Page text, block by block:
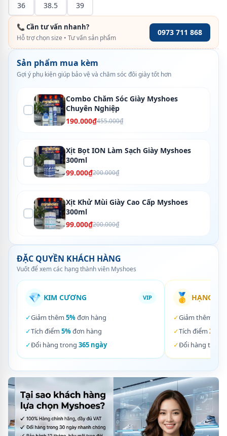
36 38.5 39
📞 Cần tư vấn nhanh?
Hỗ trợ chọn size • Tư vấn sản phẩm
0973 711 868
Sản phẩm mua kèm
Gợi ý phụ kiện giúp bảo vệ và chăm sóc đôi giày tốt hơn
Combo Chăm Sóc Giày Myshoes
Chuyên Nghiệp
190.000₫455.000₫
Xịt Bọt ION Làm Sạch Giày Myshoes
300ml
99.000₫200.000₫
Xịt Khử Mùi Giày Cao Cấp Myshoes
300ml
99.000₫200.000₫
ĐẶC QUYỀN KHÁCH HÀNG
Vuốt để xem các hạng thành viên Myshoes
💎 KIM CƯƠNG VIP
✓Giảm thêm 5%đơn hàng
✓Tích điểm 5%đơn hàng
✓Đổi hàng trong 365 ngày
🥇 HẠNG
✓Giảm thêm
✓Tích điểm 3%
✓Đổi hàng trong